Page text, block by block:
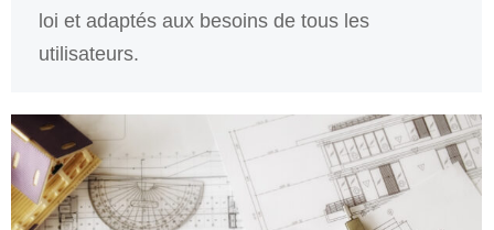
loi et adaptés aux besoins de tous les
utilisateurs.